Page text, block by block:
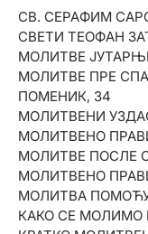
МОЛИТВА ПРАВ.
179
МОЛИТВА ЗА
НЕПРИЈАТЕЉСТВУ
МОЛИТВА У
МОЛИТВА ЗА
МОЛИТВЕ
ПОКАЈНА
СУЗНА МОЛИТВА
МОЛИТВА ЗА СВОГ
МОЛИТВА У ЧАСУ
РАДИ
СВ. СЕРАФИМ
СВЕТИ ТЕОФАН
МОЛИТВЕ
МОЛИТВЕ ПРЕ
ПОМЕНИК, 34
МОЛИТВЕНИ
МОЛИТВЕНО
МОЛИТВЕ ПОСЛЕ
МОЛИТВЕНО
МОЛИТВА
КАКО СЕ МОЛИМО